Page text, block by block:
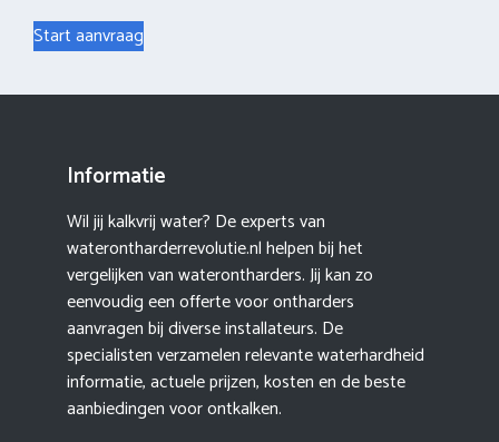
Start aanvraag
Informatie
Wil jij kalkvrij water? De experts van
waterontharderrevolutie.nl helpen bij het
vergelijken van waterontharders. Jij kan zo
eenvoudig een offerte voor ontharders
aanvragen bij diverse installateurs. De
specialisten verzamelen relevante waterhardheid
informatie, actuele prijzen, kosten en de beste
aanbiedingen voor ontkalken.